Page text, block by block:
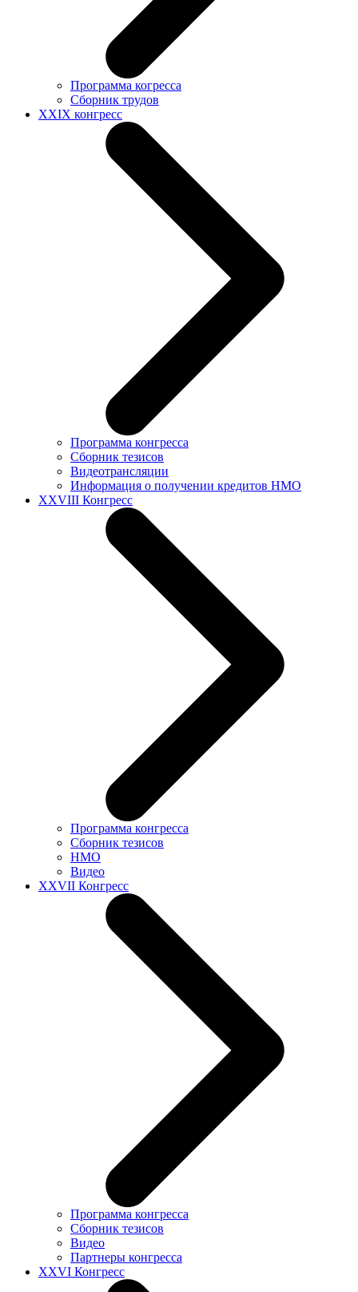
Программа когресса
Сборник трудов
XXIX конгресс
Программа конгресса
Сборник тезисов
Видеотрансляции
Информация о получении кредитов НМО
XXVIII Конгресс
Программа конгресса
Сборник тезисов
НМО
Видео
XXVII Конгресс
Программа конгресса
Сборник тезисов
Видео
Партнеры конгресса
XXVI Конгресс